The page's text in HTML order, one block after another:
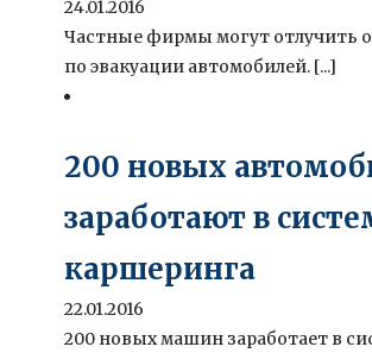
24.01.2016
Частные фирмы могут отлучить
по эвакуации автомобилей. [...]
200 новых
заработают в
каршеринга
22.01.2016
200 новых машин заработает в